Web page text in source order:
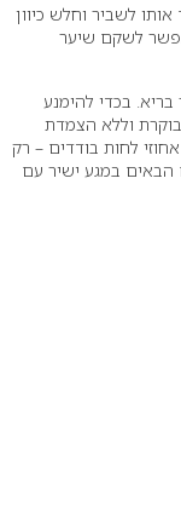
לשביר וחלש כיוון
לשקם שיער
בכדי להימנע
וללא הצמדת
לחות בודדים – רק
הבאים במגע ישיר עם